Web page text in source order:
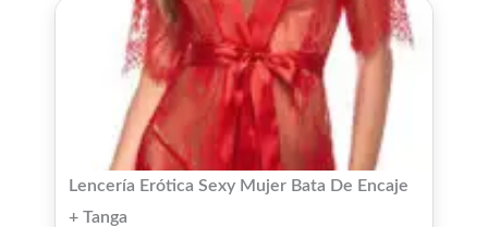
Lencería Erótica Sexy Mujer Bata De Encaje
+ Tanga